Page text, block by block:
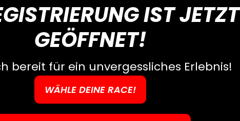
IST JETZT
GEÖFFNET!
bereit für ein unvergessliches Erlebnis!
WÄHLE DEINE RACE!